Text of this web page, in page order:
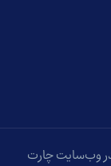
در وب‌سایت چارت